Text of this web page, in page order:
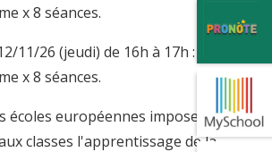
x 8 séances.
11/26 (jeudi) de 16h à 17h : 2
x 8 séances.
écoles européennes imposent
classes l'apprentissage de la